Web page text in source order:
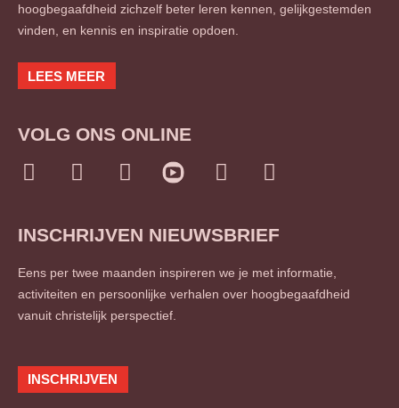
hoogbegaafdheid zichzelf beter leren kennen, gelijkgestemden
vinden, en kennis en inspiratie opdoen.
LEES MEER
VOLG ONS ONLINE
I
t
g
r
a
F
e
o
o
k
f
L
k
d
i
n
i
n
T
t
e
r
S
n
c
l
INSCHRIJVEN NIEUWSBRIEF
Eens per twee maanden inspireren we je met informatie,
activiteiten en persoonlijke verhalen over hoogbegaafdheid
vanuit christelijk perspectief.
INSCHRIJVEN